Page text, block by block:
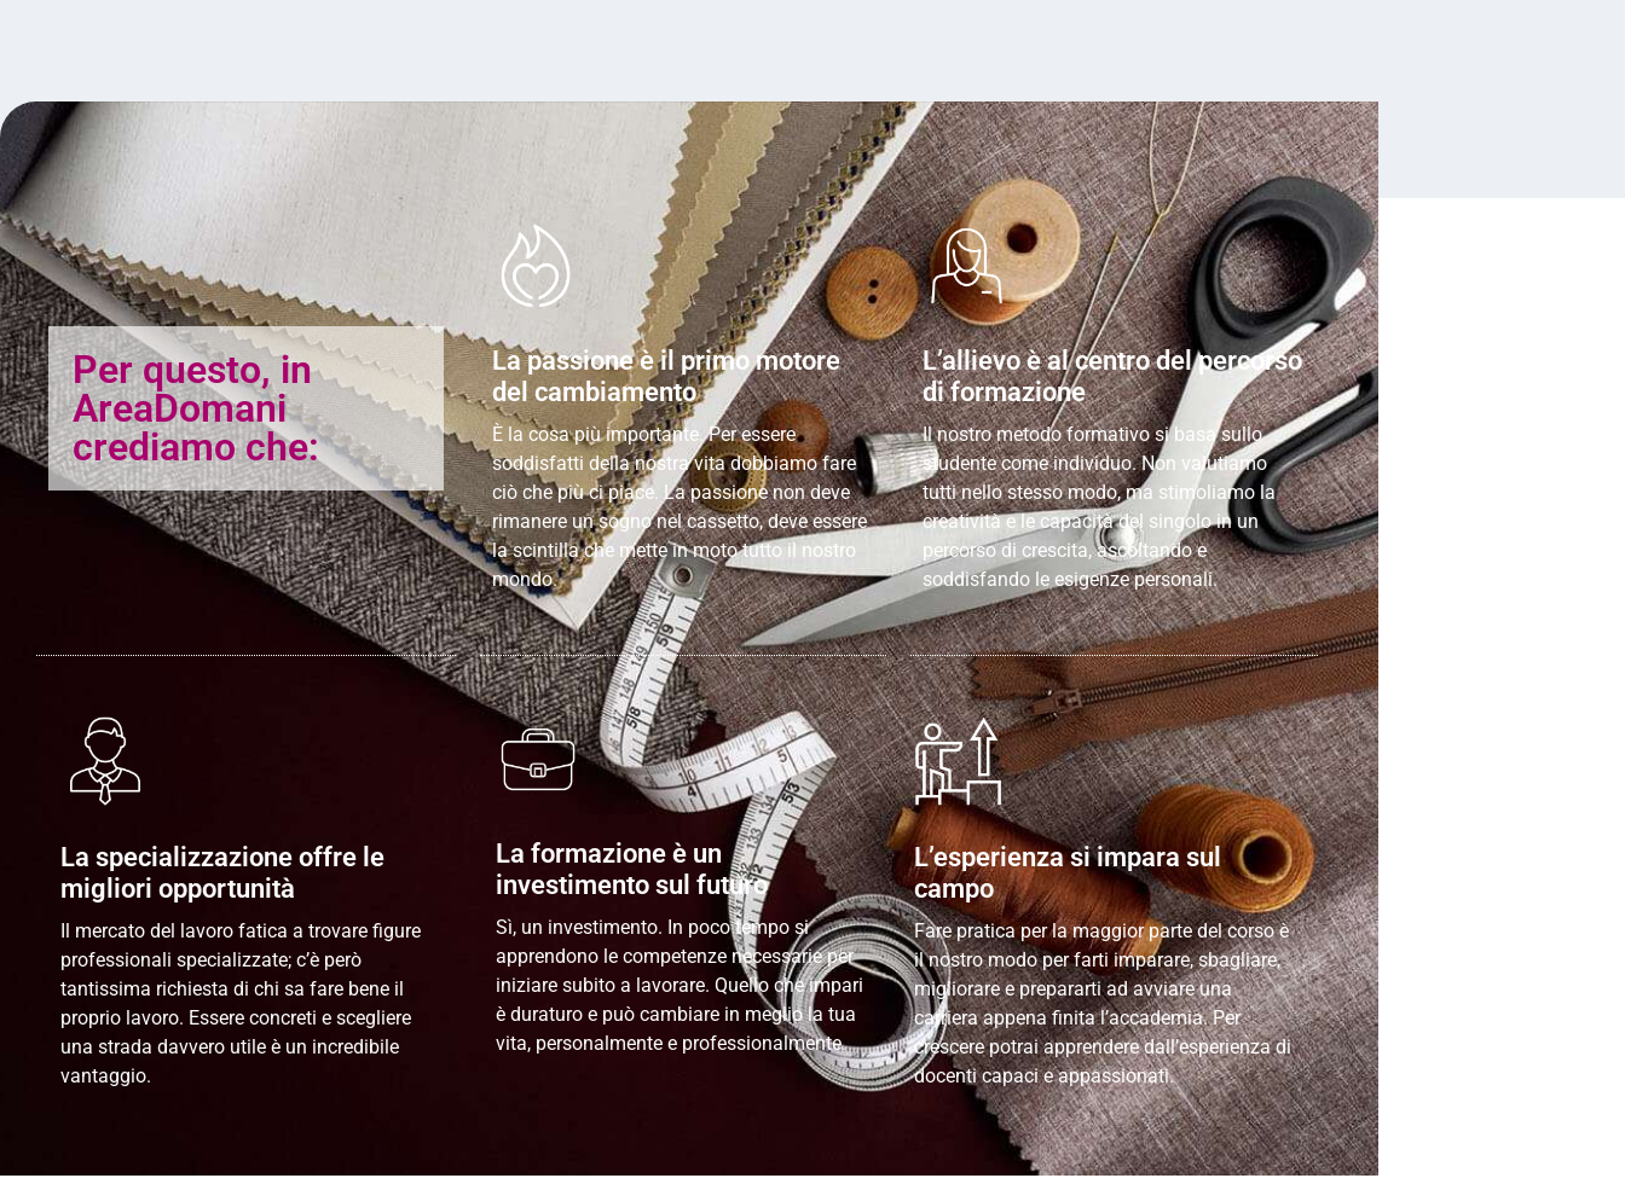
Per questo, in
AreaDomani
crediamo che:
La passione è il primo motore
del cambiamento
È la cosa più importante. Per essere
soddisfatti della nostra vita dobbiamo fare
ciò che più ci piace. La passione non deve
rimanere un sogno nel cassetto, deve essere
la scintilla che mette in moto tutto il nostro
mondo.
L’allievo è al centro del percorso
di formazione
Il nostro metodo formativo si basa sullo
studente come individuo. Non valutiamo
tutti nello stesso modo, ma stimoliamo la
creatività e le capacità del singolo in un
percorso di crescita, ascoltando e
soddisfando le esigenze personali.
La specializzazione offre le
migliori opportunità
Il mercato del lavoro fatica a trovare figure
professionali specializzate; c’è però
tantissima richiesta di chi sa fare bene il
proprio lavoro. Essere concreti e scegliere
una strada davvero utile è un incredibile
vantaggio.
La formazione è un
investimento sul futuro
Sì, un investimento. In poco tempo si
apprendono le competenze necessarie per
iniziare subito a lavorare. Quello che impari
è duraturo e può cambiare in meglio la tua
vita, personalmente e professionalmente.
L’esperienza si impara sul
campo
Fare pratica per la maggior parte del corso è
il nostro modo per farti imparare, sbagliare,
migliorare e prepararti ad avviare una
carriera appena finita l’accademia. Per
crescere potrai apprendere dall’esperienza di
docenti capaci e appassionati.